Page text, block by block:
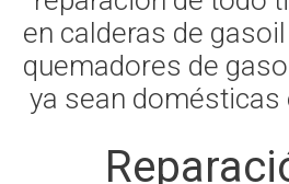
en calderas de
quemadores de
ya sean domésticas